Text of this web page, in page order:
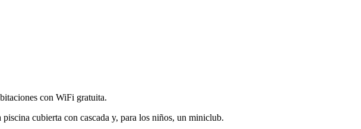
con WiFi gratuita.
cubierta con cascada y, para los niños, un miniclub.